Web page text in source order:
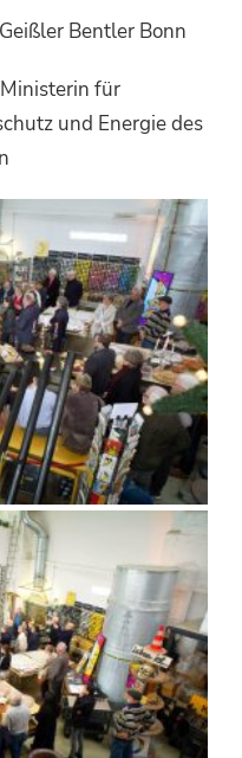
Bentler Bonn
für
und Energie des